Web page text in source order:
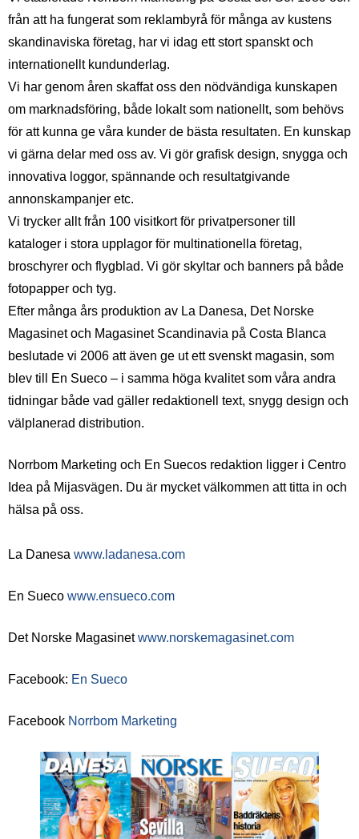
från att ha fungerat som reklambyrå för många av kustens
skandinaviska företag, har vi idag ett stort spanskt och
internationellt kundunderlag.
Vi har genom åren skaffat oss den nödvändiga kunskapen
om marknadsföring, både lokalt som nationellt, som behövs
för att kunna ge våra kunder de bästa resultaten. En kunskap
vi gärna delar med oss av. Vi gör grafisk design, snygga och
innovativa loggor, spännande och resultatgivande
annonskampanjer etc.
Vi trycker allt från 100 visitkort för privatpersoner till
kataloger i stora upplagor för multinationella företag,
broschyrer och flygblad. Vi gör skyltar och banners på både
fotopapper och tyg.
Efter många års produktion av La Danesa, Det Norske
Magasinet och Magasinet Scandinavia på Costa Blanca
beslutade vi 2006 att även ge ut ett svenskt magasin, som
blev till En Sueco – i samma höga kvalitet som våra andra
tidningar både vad gäller redaktionell text, snygg design och
välplanerad distribution.
Norrbom Marketing och En Suecos redaktion ligger i Centro
Idea på Mijasvägen. Du är mycket välkommen att titta in och
hälsa på oss.
La Danesa www.ladanesa.com
En Sueco www.ensueco.com
Det Norske Magasinetwww.norskemagasinet.com
Facebook: En Sueco
Facebook Norrbom Marketing